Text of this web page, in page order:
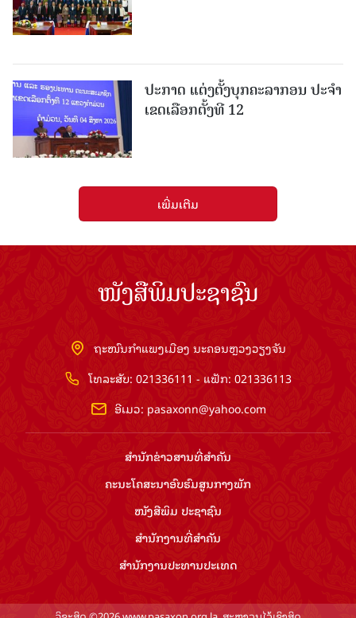
ປະກາດ ແຕ່ງຕັ້ງບຸກຄະລາກອນ ປະຈໍາ
ເຂດເລືອກຕັ້ງທີ 12
ເພີ່ມເຕີມ
ໜັງສືພິມປະຊາຊົນ
ຖະໜົນກຳແພງເມືອງ ນະຄອນຫຼວງວຽງຈັນ
ໂທລະສັບ: 021336111 - ແຟັກ: 021336113
ອີເມວ: pasaxonn@yahoo.com
ສຳ​ນັກ​ຂ່າວ​ສານ​ທີ່​ສຳ​ຄັນ​
ຄະນະໂຄສະນາອົບຮົມ​ສູນ​ກາງ​ພັກ
ໜັງສືພິມ ປະ​ຊາ​ຊົນ
ສຳ​ນັກ​ງານ​ທີ່​ສຳ​ຄັນ
ສຳ​ນັກ​ງານ​ປະ​ທານ​ປະ​ເທດ